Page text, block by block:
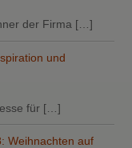
der Firma […]
und
für […]
Weihnachten auf